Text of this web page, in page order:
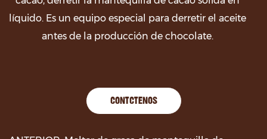
líquido. Es un equipo especial para derretir el aceite
antes de la producción de chocolate.
CONTÁCTENOS